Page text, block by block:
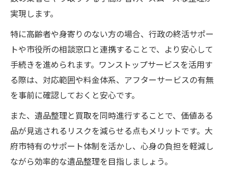
実現します。
特に高齢者や身寄りのない方の場合、行政の終活サポー
トや市役所の相談窓口と連携することで、より安心して
手続きを進められます。ワンストップサービスを活用す
る際は、対応範囲や料金体系、アフターサービスの有無
を事前に確認しておくと安心です。
また、遺品整理と買取を同時進行することで、価値ある
品が見逃されるリスクを減らせる点もメリットです。大
府市特有のサポート体制を活かし、心身の負担を軽減し
ながら効率的な遺品整理を目指しましょう。